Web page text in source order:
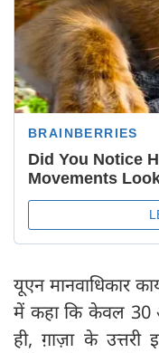
यूएन मानवाधिकार
में कहा कि केवल 30
ही, ग़ाज़ा के उत्तरी